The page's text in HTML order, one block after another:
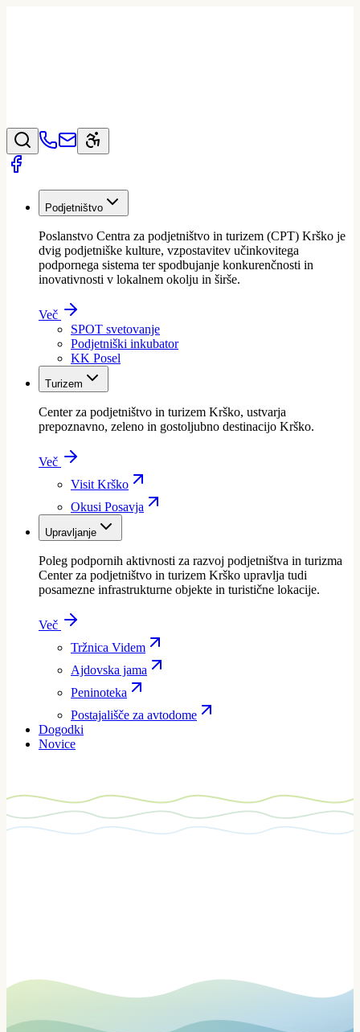
Podjetništvo
Poslanstvo Centra za podjetništvo in turizem (CPT) Krško je
dvig podjetniške kulture, vzpostavitev učinkovitega
podpornega sistema ter spodbujanje konkurenčnosti in
inovativnosti v lokalnem okolju in širše.
Več
SPOT svetovanje
Podjetniški inkubator
KK Posel
Turizem
Center za podjetništvo in turizem Krško, ustvarja
prepoznavno, zeleno in gostoljubno destinacijo Krško.
Več
Visit Krško
Okusi Posavja
Upravljanje
Poleg podpornih aktivnosti za razvoj podjetništva in turizma
Center za podjetništvo in turizem Krško upravlja tudi
posamezne infrastrukturne objekte in turistične lokacije.
Več
Tržnica Videm
Ajdovska jama
Peninoteka
Postajališče za avtodome
Dogodki
Novice